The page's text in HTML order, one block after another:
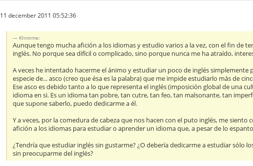
11 december 2011 05:52:36
Klimrme:
Aunque tengo mucha afición a los idiomas y estudio varios a la vez, con el fin de
inglés. No porque sea difícil o complicado, sino porque nunca me ha atraído,
A veces he intentado hacerme el ánimo y estudiar un poco de inglés
especie de... asco (creo que ésa es la palabra) que me impide estudiarlo más de
Ese asco es debido tanto a lo que representa el inglés (imposición global de una
idioma en si. Es un idioma tan pobre, tan cutre, tan feo, tan malsonante, tan
que supone saberlo, puedo dedicarme a él.
Y a veces, por la comedura de cabeza que nos hacen con el puto inglés, me
afición a los idiomas para estudiar o aprender un idioma que, a pesar de lo
¿Tendría que estudiar inglés sin gustarme? ¿O debería dedicarme a estudiar sólo
sin preocuparme del inglés?